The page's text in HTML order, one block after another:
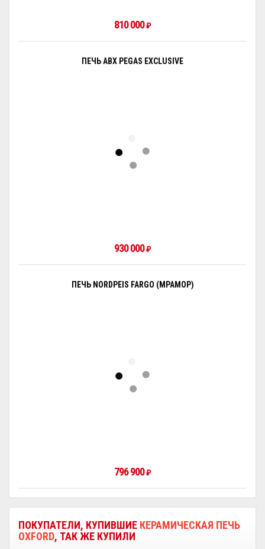
810 000₽
ПЕЧЬ ABX PEGAS EXCLUSIVE
930 000₽
ПЕЧЬ NORDPEIS FARGO (МРАМОР)
796 900₽
ПОКУПАТЕЛИ, КУПИВШИЕ КЕРАМИЧЕСКАЯ ПЕЧЬ
OXFORD, ТАК ЖЕ КУПИЛИ